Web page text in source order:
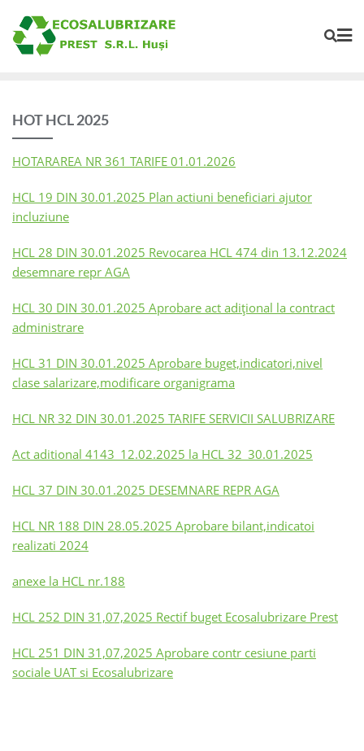
HOT HCL 2025
HOTARAREA NR 361 TARIFE 01.01.2026
HCL 19 DIN 30.01.2025 Plan actiuni beneficiari ajutor
incluziune
HCL 28 DIN 30.01.2025 Revocarea HCL 474 din 13.12.2024
desemnare repr AGA
HCL 30 DIN 30.01.2025 Aprobare act adițional la contract
administrare
HCL 31 DIN 30.01.2025 Aprobare buget,indicatori,nivel
clase salarizare,modificare organigrama
HCL NR 32 DIN 30.01.2025 TARIFE SERVICII SALUBRIZARE
Act aditional 4143_12.02.2025 la HCL 32_30.01.2025
HCL 37 DIN 30.01.2025 DESEMNARE REPR AGA
HCL NR 188 DIN 28.05.2025 Aprobare bilant,indicatoi
realizati 2024
anexe la HCL nr.188
HCL 252 DIN 31,07,2025 Rectif buget Ecosalubrizare Prest
HCL 251 DIN 31,07,2025 Aprobare contr cesiune parti
sociale UAT si Ecosalubrizare